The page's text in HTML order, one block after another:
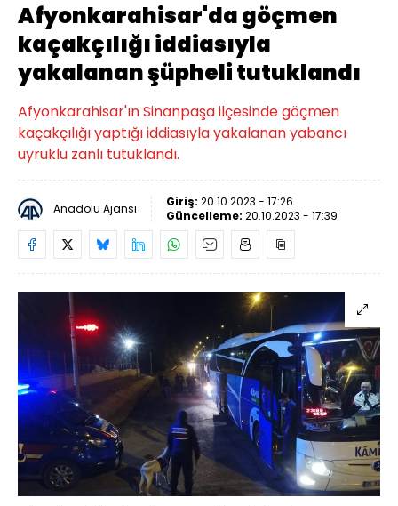
Afyonkarahisar'da göçmen
kaçakçılığı iddiasıyla
yakalanan şüpheli tutuklandı
Afyonkarahisar'ın Sinanpaşa ilçesinde göçmen
kaçakçılığı yaptığı iddiasıyla yakalanan yabancı
uyruklu zanlı tutuklandı.
Anadolu Ajansı Giriş: 20.10.2023 - 17:26
Güncelleme: 20.10.2023 - 17:39